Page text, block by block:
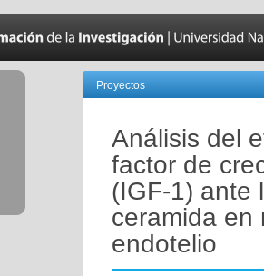
Proyectos
Análisis del
factor de
(IGF-1) ante
ceramida en
endotelio